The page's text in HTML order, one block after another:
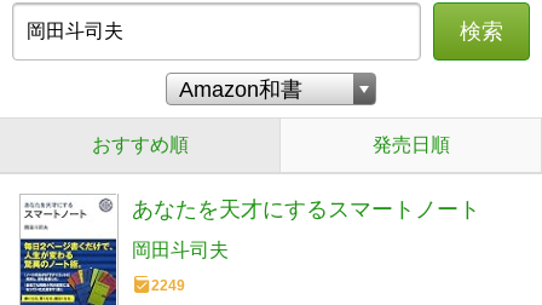
検索
おすすめ順 発売日順
あなたを天才にするスマートノート
岡田斗司夫
2249